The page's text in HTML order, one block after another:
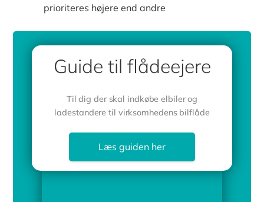
prioriteres højere end andre
Guide til flådeejere
Til dig der skal indkøbe elbiler og
ladestandere til virksomhedens bilflåde
Læs guiden her